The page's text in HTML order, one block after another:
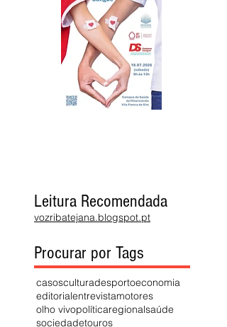
Leitura Recomendada
vozribatejana.blogspot.pt
Procurar por Tags
casosculturadesportoeconomia
editorialentrevistamotores
olho vivopolíticaregionalsaúde
sociedadetouros